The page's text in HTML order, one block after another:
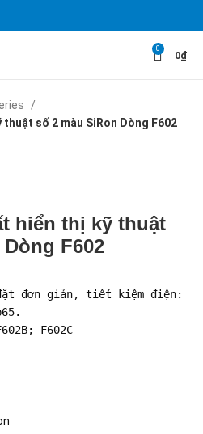
0
0₫
số 2 màu SiRon Dòng F602
hiển thị kỹ thuật
F602
đơn giản, tiết kiệm điện:
F602C